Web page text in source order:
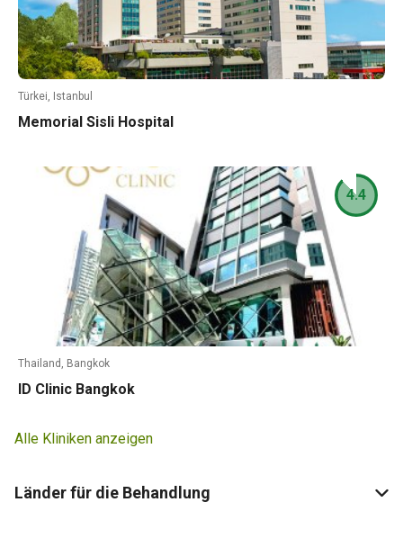
Türkei, Istanbul
Memorial Sisli Hospital
Thailand, Bangkok
ID Clinic Bangkok
4.4
Alle Kliniken anzeigen
Länder für die Behandlung